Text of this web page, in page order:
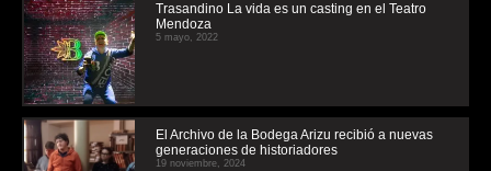
Trasandino La vida es un casting en el Teatro
Mendoza
5 mayo, 2022
El Archivo de la Bodega Arizu recibió a nuevas
generaciones de historiadores
19 noviembre, 2024